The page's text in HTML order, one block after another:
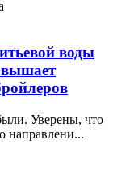
воды
Уверены, что
направлени...